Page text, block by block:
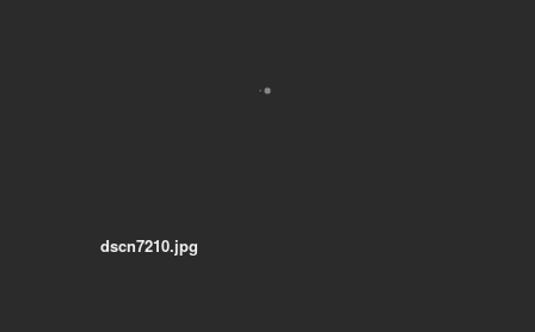
dscn7210.jpg